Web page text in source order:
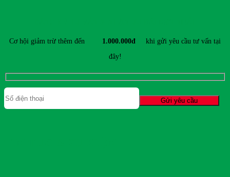
Cơ hội giảm trừ thêm đến 1.000.000đ
khi gửi yêu cầu tư vấn tại
đây!